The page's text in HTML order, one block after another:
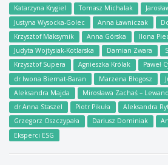
Katarzyna Krygiel
Tomasz Michalak
Justyna Wysocka-Golec
Anna Ławniczak
Krzysztof Maksymik
Anna Górska
Ilona
Judyta Wojtysiak-Kotlarska
Damian Zwara
Krzysztof Supera
Agnieszka Królak Paweł
dr Iwona Biernat-Baran
Marzena Błogosz
Aleksandra Majda
Mirosława Zachaś –
dr Anna Staszel
Piotr Pikuła Aleksandra
Grzegorz Oszczypała
Dariusz Dominiak
Eksperci ESG